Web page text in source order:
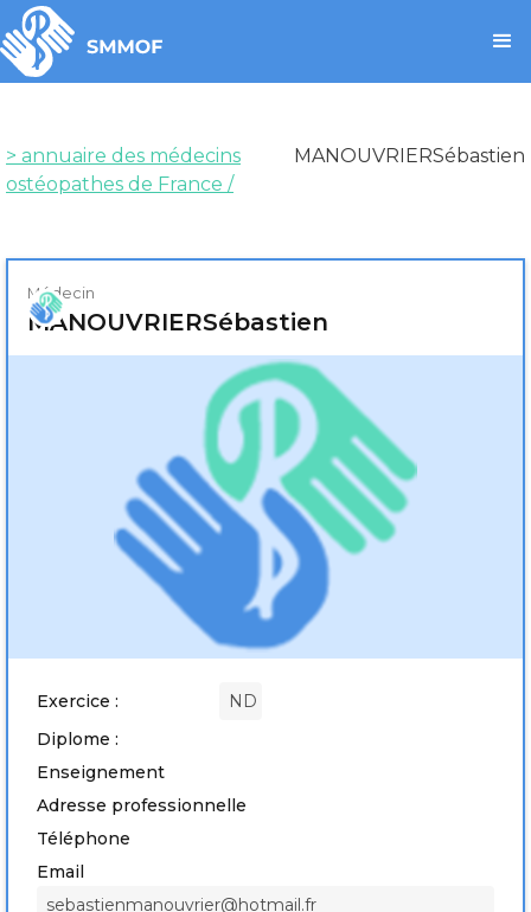
> annuaire des médecins
ostéopathes de France /
MANOUVRIERSébastien
Médecin
MANOUVRIERSébastien
Exercice :
ND
Diplome :
Enseignement
Adresse professionnelle
Téléphone
Email
sebastienmanouvrier@hotmail.fr